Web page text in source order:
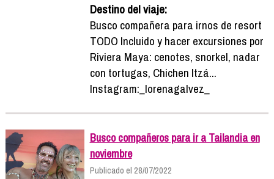
Destino del viaje:
Busco compañera para irnos de resort
TODO Incluido y hacer excursiones por
Riviera Maya: cenotes, snorkel, nadar
con tortugas, Chichen Itzá...
Instagram:_lorenagalvez_
Busco compañeros para ir a Tailandia en
noviembre
Publicado el 28/07/2022